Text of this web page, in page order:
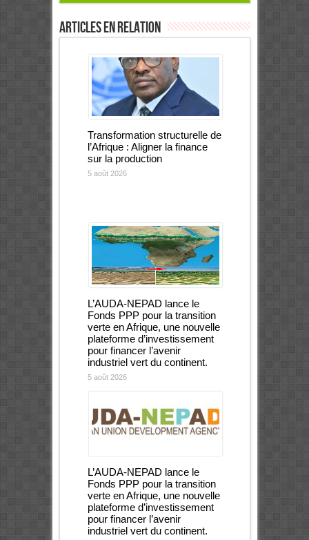
Articles en relation
Transformation structurelle de
l’Afrique : Aligner la finance
sur la production
5 août 2026
L’AUDA-NEPAD lance le
Fonds PPP pour la transition
verte en Afrique, une nouvelle
plateforme d’investissement
pour financer l’avenir
industriel vert du continent.
5 août 2026
L’AUDA-NEPAD lance le
Fonds PPP pour la transition
verte en Afrique, une nouvelle
plateforme d’investissement
pour financer l’avenir
industriel vert du continent.